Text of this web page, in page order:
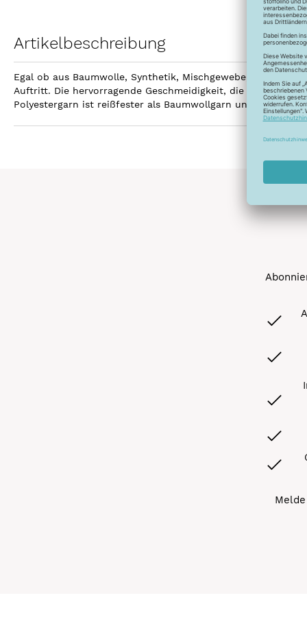
Artikelbeschreibung
Egal ob aus Baumwolle, Synthetik, Mischgewebe, Leinen
Auftritt. Die hervorragende Geschmeidigkeit, die hohe
Polyestergarn ist reißfester als Baumwollgarn und kann